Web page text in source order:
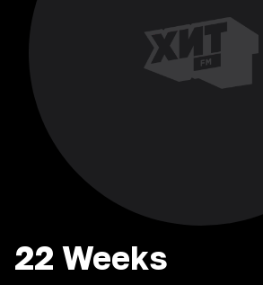
22 Weeks